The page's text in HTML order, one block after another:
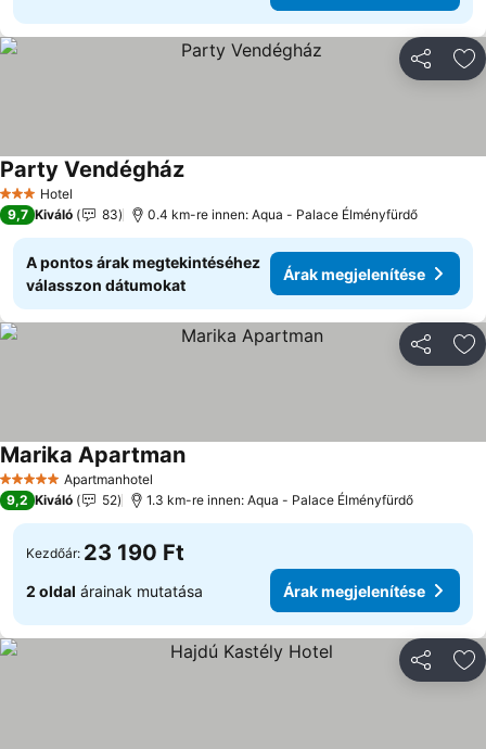
3 Kategória
Hotel
Party VendégházÁrak megjelenítése
9,7 Kiváló 83 0.4 km-re innen: Aqua - Palace Élményfürdő
A pontos árak megtekintéséhez
válasszon dátumokat
Árak megjelenítése
5 KategóriaApartmanhotel
Marika ApartmanÁrak megjelenítése
9,2 Kiváló 52 1.3 km-re innen: Aqua - Palace Élményfürdő
Kezdőár: 23 190 Ft
2 oldal árainak mutatása Árak megjelenítése